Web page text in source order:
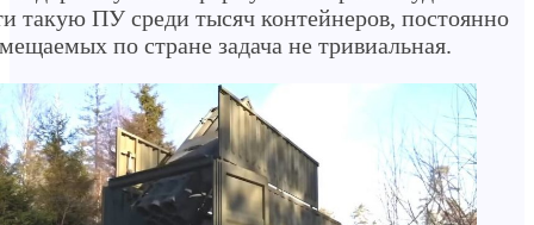
такую ПУ среди тысяч контейнеров, постоянно
по стране задача не тривиальная.